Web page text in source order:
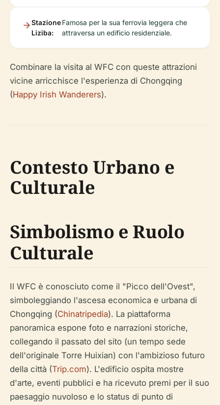
Stazione
Liziba:
Famosa per la sua ferrovia leggera che
attraversa un edificio residenziale.
Combinare la visita al WFC con queste attrazioni
vicine arricchisce l'esperienza di Chongqing
(Happy Irish Wanderers).
Contesto Urbano e
Culturale
Simbolismo e Ruolo
Culturale
Il WFC è conosciuto come il "Picco dell'Ovest",
simboleggiando l'ascesa economica e urbana di
Chongqing (Chinatripedia). La piattaforma
panoramica espone foto e narrazioni storiche,
collegando il passato del sito (un tempo sede
dell'originale Torre Huixian) con l'ambizioso futuro
della città (Trip.com). L'edificio ospita mostre
d'arte, eventi pubblici e ha ricevuto premi per il suo
paesaggio nuvoloso e lo status di punto di